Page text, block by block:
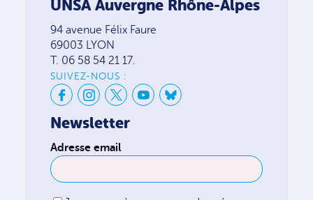
UNSA Auvergne Rhône-Alpes
94 avenue Félix Faure
69003 LYON
T. 06 58 54 21 17.
SUIVEZ-NOUS :
Newsletter
Adresse email